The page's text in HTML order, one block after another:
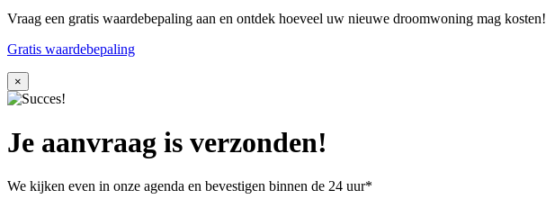
Vraag een gratis waardebepaling aan en ontdek hoeveel uw nieuwe droomwoning mag kosten!
Gratis waardebepaling
×
Je aanvraag is verzonden!
We kijken even in onze agenda en bevestigen binnen de 24 uur*